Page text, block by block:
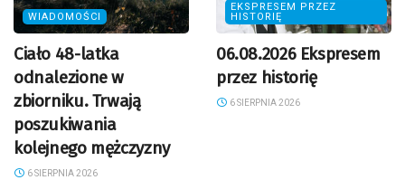
WIADOMOŚCI
Ciało 48-latka
odnalezione w
zbiorniku. Trwają
poszukiwania
kolejnego mężczyzny
6 SIERPNIA 2026
EKSPRESEM PRZEZ
HISTORIĘ
06.08.2026 Ekspresem
przez historię
6 SIERPNIA 2026